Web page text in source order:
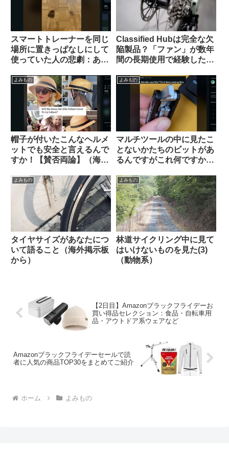
スマートトレーナーを同じ
場所に置きっぱなしにして
使っていた人の悲劇：あな
示板から）
Classified Hubは完全な欠
陥製品？「ファン」が数年
間の長期使用で経験した
ら）
よみもの
帽子が付いたこんなヘルメ
ットでも安全と言えるんで
すか！【賛否両論】（海外
よみもの
マルチツールの中に見たこ
とないかたちのビットがあ
るんですがこれ何ですか？
と詰むやつ】
よみもの
タイヤサイズがあなたにつ
いて語ること（海外掲示板
から）
よみもの
林道サイクリング中に見て
はいけないものを見た(3)
（動物系）
【2日目】Amazonブラックフライデーお
買い得品セレクション：食品・自転車用
品・アウトドア系ウェアなど
Amazonブラックフライデーセールで読
者に人気の商品TOP30をまとめてご紹介
ホーム よみもの